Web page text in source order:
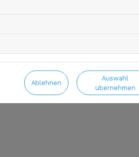
Ablehnen
Auswahl
übernehmen